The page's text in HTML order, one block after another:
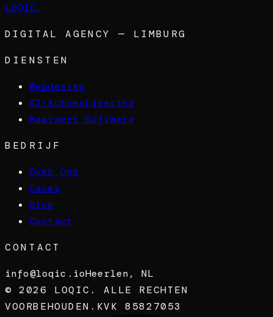
LOQIC .
DIGITAL AGENCY — LIMBURG
DIENSTEN
Webdesign
AI-Automatisering
Maatwerk Software
BEDRIJF
Over Ons
Cases
Blog
Contact
CONTACT
info@loqic.ioHeerlen, NL
©2026
LOQIC. ALLE RECHTEN
VOORBEHOUDEN. KVK 85827053